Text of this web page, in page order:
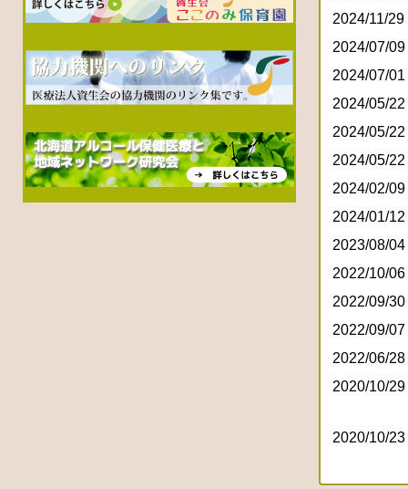
2024/11/29
2024/07/09
2024/07/01
2024/05/22
2024/05/22
2024/05/22
2024/02/09
2024/01/12
2023/08/04
2022/10/06
2022/09/30
2022/09/07
2022/06/28
2020/10/29
2020/10/23